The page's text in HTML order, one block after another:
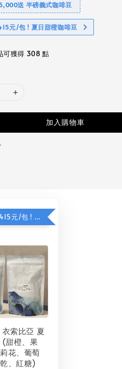
送 半磅義式咖啡豆
元/包 ! 夏日甜橙咖啡豆
可獲得 308 點
加入購物車
限時加購價415元/包 ! 夏日甜橙咖啡豆
索比亞 夏
(甜橙、果
花、葡萄
、紅糖)